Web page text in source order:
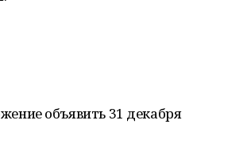
объявить 31 декабря